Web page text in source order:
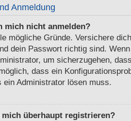
Anmeldung
mich nicht anmelden?
mögliche Gründe. Versichere
dein Passwort richtig sind.
um sicherzugehen,
dass ein
ein Administrator lösen muss.
überhaupt registrieren?